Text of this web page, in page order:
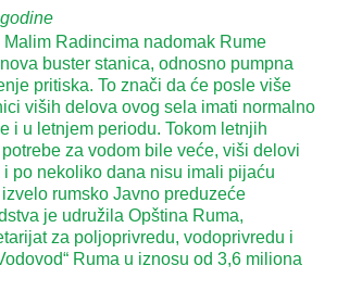
Radincima nadomak Rume
buster stanica, odnosno pumpna
pritiska. To znači da će posle više
viših delova ovog sela imati normalno
i u letnjem periodu. Tokom letnjih
za vodom bile veće, viši delovi
po nekoliko dana nisu imali pijaću
rumsko Javno preduzeće
je udružila Opština Ruma,
za poljoprivredu, vodoprivredu i
Ruma u iznosu od 3,6 miliona